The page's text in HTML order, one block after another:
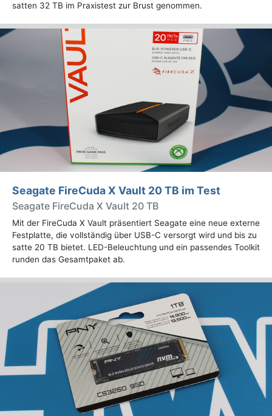
satten 32 TB im Praxistest zur Brust genommen.
Seagate FireCuda X Vault 20 TB im Test
Seagate FireCuda X Vault 20 TB
Mit der FireCuda X Vault präsentiert Seagate eine neue externe
Festplatte, die vollständig über USB-C versorgt wird und bis zu
satte 20 TB bietet. LED-Beleuchtung und ein passendes Toolkit
runden das Gesamtpaket ab.